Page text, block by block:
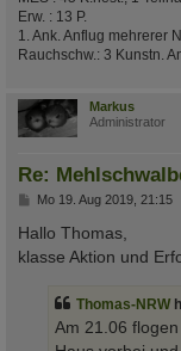
Erw. : 13 P.
1. Ank. Anflug mehrerer
Rauchschw.: 3 Kunstn.
Markus
Administrator
Re:
B
i
r
Mo 19. Aug 2019, 21:15
Hallo Thomas,
klasse Aktion und
Thomas-NRW
Am 21.06